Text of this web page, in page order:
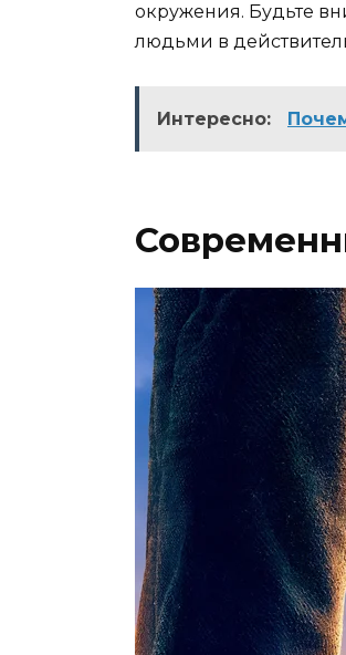
окружения. Будьте
людьми в
Интересно: